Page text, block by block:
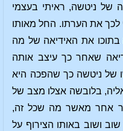
של ניטשה, ראיתי בעצמי
לכך את הערתו. החל מאותו
את האידיאה של מה
שאחר כך עיצב אותה
של ניטשה כך שהפכה היא
בלובשה אצלו מצב של
אחר מאשר מה שכל זה,
ושוב באותו הצירוף על